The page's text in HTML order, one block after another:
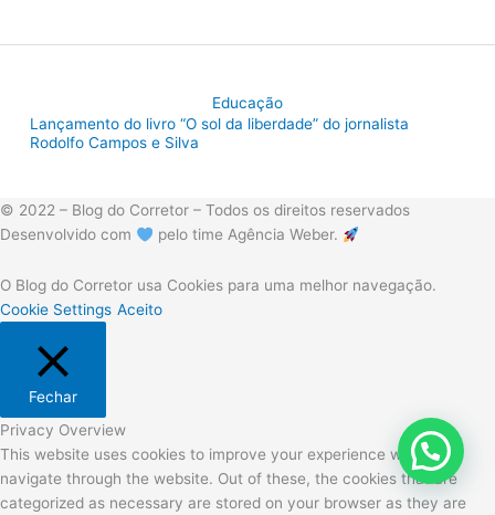
Educação
Lançamento do livro “O sol da liberdade” do jornalista
Rodolfo Campos e Silva
© 2022 – Blog do Corretor – Todos os direitos reservados
Desenvolvido com
pelo time Agência Weber.
O Blog do Corretor usa Cookies para uma melhor navegação.
Cookie Settings Aceito
Fechar
Privacy Overview
This website uses cookies to improve your experience while you
navigate through the website. Out of these, the cookies that are
categorized as necessary are stored on your browser as they are